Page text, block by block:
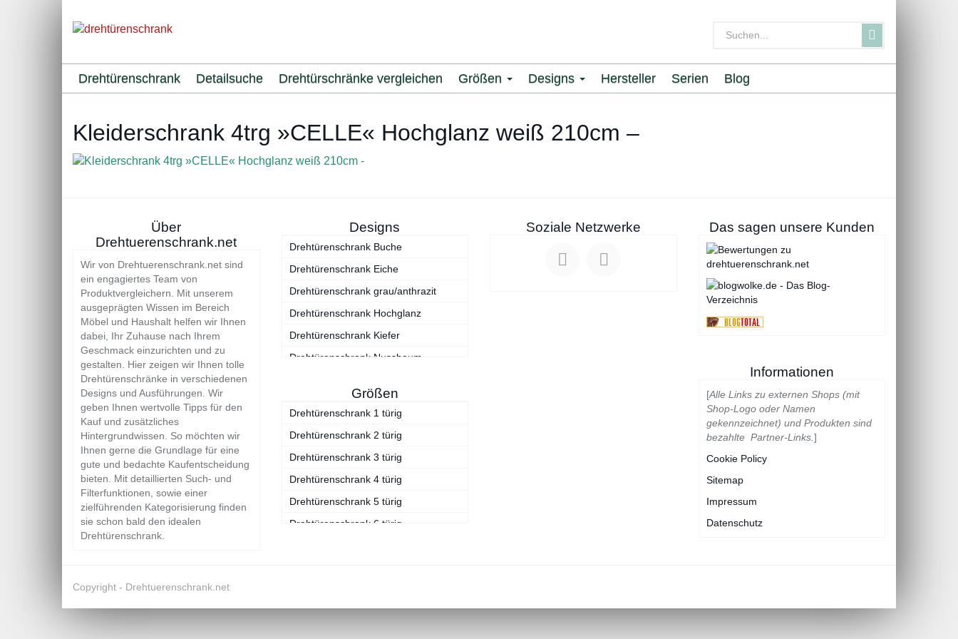
Drehtürenschrank Detailsuche Drehtürschränke vergleichen Größen Designs Hersteller Serien Blog
Kleiderschrank 4trg »CELLE« Hochglanz weiß 210cm –
Über
Drehtuerenschrank.net
Wir von Drehtuerenschrank.net sind
ein engagiertes Team von
Produktvergleichern. Mit unserem
ausgeprägten Wissen im Bereich
Möbel und Haushalt helfen wir Ihnen
dabei, Ihr Zuhause nach Ihrem
Geschmack einzurichten und zu
gestalten. Hier zeigen wir Ihnen tolle
Drehtürenschränke in verschiedenen
Designs und Ausführungen. Wir
geben Ihnen wertvolle Tipps für den
Kauf und zusätzliches
Hintergrundwissen. So möchten wir
Ihnen gerne die Grundlage für eine
gute und bedachte Kaufentscheidung
bieten. Mit detaillierten Such- und
Filterfunktionen, sowie einer
zielführenden Kategorisierung finden
sie schon bald den idealen
Drehtürenschrank.
Designs
Drehtürenschrank Buche
Drehtürenschrank Eiche
Drehtürenschrank grau/anthrazit
Drehtürenschrank Hochglanz
Drehtürenschrank Kiefer
Drehtürenschrank Nussbaum
Drehtürenschrank Walnuss
Größen
Drehtürenschrank 1 türig
Drehtürenschrank 2 türig
Drehtürenschrank 3 türig
Drehtürenschrank 4 türig
Drehtürenschrank 5 türig
Drehtürenschrank 6 türig
Soziale Netzwerke Das sagen unsere Kunden
Informationen
[Alle Links zu externen Shops (mit
Shop-Logo oder Namen
gekennzeichnet) und Produkten sind
bezahlte Partner-Links. ]
Cookie Policy
Sitemap
Impressum
Datenschutz
Copyright - Drehtuerenschrank.net